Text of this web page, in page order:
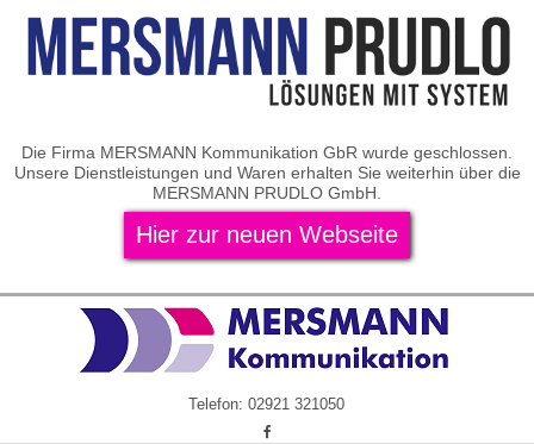
Die Firma MERSMANN Kommunikation GbR wurde geschlossen.
Unsere Dienstleistungen und Waren erhalten Sie weiterhin über die
MERSMANN PRUDLO GmbH.
Hier zur neuen Webseite
Telefon: 02921 321050